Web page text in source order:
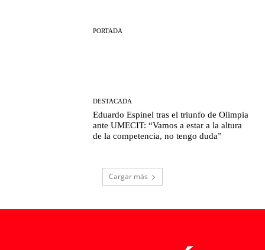
PORTADA
DESTACADA
Eduardo Espinel tras el triunfo de Olimpia
ante UMECIT: “Vamos a estar a la altura
de la competencia, no tengo duda”
Cargar más